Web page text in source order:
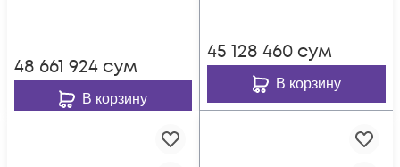
48 661 924 сум
В корзину
45 128 460 сум
В корзину